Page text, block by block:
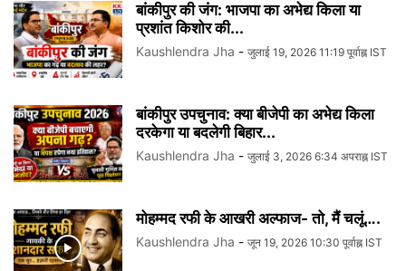
बांकीपुर की जंग: भाजपा का अभेद्य किला या
प्रशांत किशोर की...
Kaushlendra Jha - जुलाई 19, 2026 11:19 पूर्वाह्न IST
बांकीपुर उपचुनाव: क्या बीजेपी का अभेद्य किला
दरकेगा या बदलेगी बिहार...
Kaushlendra Jha - जुलाई 3, 2026 6:34 अपराह्न IST
मोहम्मद रफी के आखरी अल्फाज- तो, मैं चलूं….
Kaushlendra Jha - जून 19, 2026 10:30 पूर्वाह्न IST